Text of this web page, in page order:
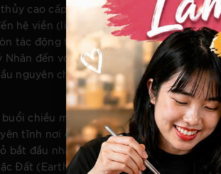
cao cấp, đó chính là hương thơm
hệ viền (limbic system) của não bộ,
tác động trực tiếp đến trạng thái tinh
đến với góc Tây Bắc, loại nến được
nguyên chất, mang những nốt hương
chiều muộn, khi ánh nắng cuối ngày
tĩnh nơi đây, đặt một hũ nến thơm
bắt đầu nhảy múa, và hương thơm đầu
Đất (Earthy) như Gỗ Tuyết Tùng